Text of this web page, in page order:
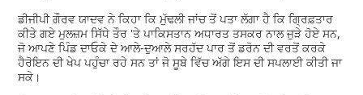
ਡੀਜੀਪੀ ਗੌਰਵ ਯਾਦਵ ਨੇ ਕਿਹਾ ਕਿ ਮੁੱਢਲੀ ਜਾਂਚ ਤੋਂ ਪਤਾ ਲੱਗਾ ਹੈ ਕਿ ਗ੍ਰਿਫ਼ਤਾਰ
ਕੀਤੇ ਗਏ ਮੁਲਜ਼ਮ ਸਿੱਧੇ ਤੌਰ 'ਤੇ ਪਾਕਿਸਤਾਨ ਅਧਾਰਤ ਤਸਕਰ ਨਾਲ ਜੁੜੇ ਹੋਏ ਸਨ,
ਜੋ ਆਪਣੇ ਪਿੰਡ ਦਾਓਕੇ ਦੇ ਆਲੇ-ਦੁਆਲੇ ਸਰਹੱਦ ਪਾਰ ਤੋਂ ਡਰੋਨ ਦੀ ਵਰਤੋਂ ਕਰਕੇ
ਹੈਰੋਇਨ ਦੀ ਖੇਪ ਪਹੁੰਚਾ ਰਹੇ ਸਨ ਤਾਂ ਜੋ ਸੂਬੇ ਵਿੱਚ ਅੱਗੇ ਇਸ ਦੀ ਸਪਲਾਈ ਕੀਤੀ ਜਾ
ਸਕੇ।